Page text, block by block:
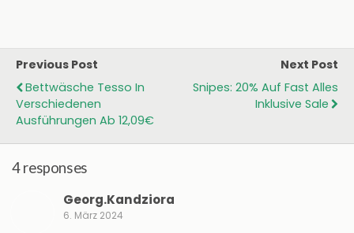
Previous Post
Bettwäsche Tesso In
Verschiedenen
Ausführungen Ab 12,09€
Next Post
Snipes: 20% Auf Fast Alles
Inklusive Sale
4 responses
Georg.Kandziora
6. März 2024